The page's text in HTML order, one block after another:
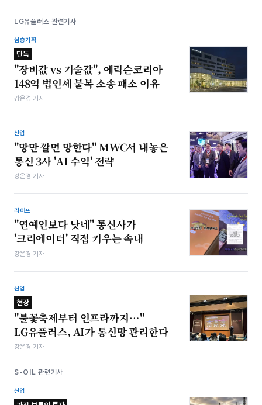
LG유플러스 관련기사
심층기획
단독
"장비값 vs 기술값", 에릭슨코리아
148억 법인세 불복 소송 패소 이유
강은경 기자
산업
"망만 깔면 망한다" MWC서 내놓은
통신 3사 'AI 수익' 전략
강은경 기자
라이프
"연예인보다 낫네" 통신사가
'크리에이터' 직접 키우는 속내
강은경 기자
산업
현장
"불꽃축제부터 인프라까지…"
LG유플러스, AI가 통신망 관리한다
강은경 기자
S-OIL 관련기사
산업